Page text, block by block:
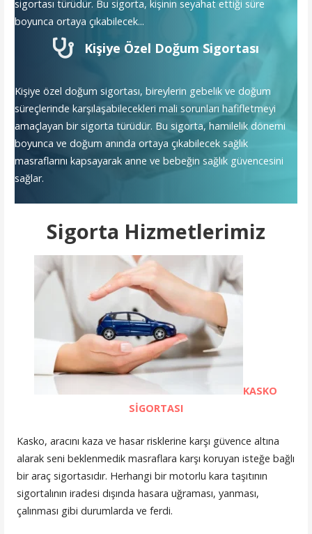
sigortası türüdür. Bu sigorta, kişinin seyahat ettiği süre
boyunca ortaya çıkabilecek...
Kişiye Özel Doğum Sigortası
Kişiye özel doğum sigortası, bireylerin gebelik ve doğum
süreçlerinde karşılaşabilecekleri mali sorunları hafifletmeyi
amaçlayan bir sigorta türüdür. Bu sigorta, hamilelik dönemi
boyunca ve doğum anında ortaya çıkabilecek sağlık
masraflarını kapsayarak anne ve bebeğin sağlık güvencesini
sağlar.
Sigorta Hizmetlerimiz
KASKO
SİGORTASI
Kasko, aracını kaza ve hasar risklerine karşı güvence altına
alarak seni beklenmedik masraflara karşı koruyan isteğe bağlı
bir araç sigortasıdır. Herhangi bir motorlu kara taşıtının
sigortalının iradesi dışında hasara uğraması, yanması,
çalınması gibi durumlarda ve ferdi.